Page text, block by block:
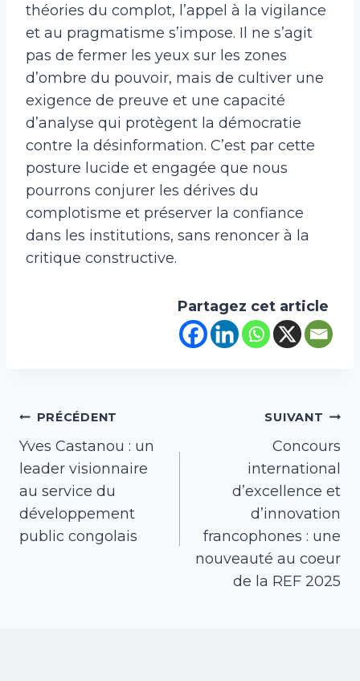
théories du complot, l’appel à la vigilance
et au pragmatisme s’impose. Il ne s’agit
pas de fermer les yeux sur les zones
d’ombre du pouvoir, mais de cultiver une
exigence de preuve et une capacité
d’analyse qui protègent la démocratie
contre la désinformation. C’est par cette
posture lucide et engagée que nous
pourrons conjurer les dérives du
complotisme et préserver la confiance
dans les institutions, sans renoncer à la
critique constructive.
Partagez cet article
Navigation
de
l’article
PRÉCÉDENT
Yves Castanou : un
leader visionnaire
au service du
développement
public congolais
SUIVANT
Concours
international
d’excellence et
d’innovation
francophones : une
nouveauté au coeur
de la REF 2025